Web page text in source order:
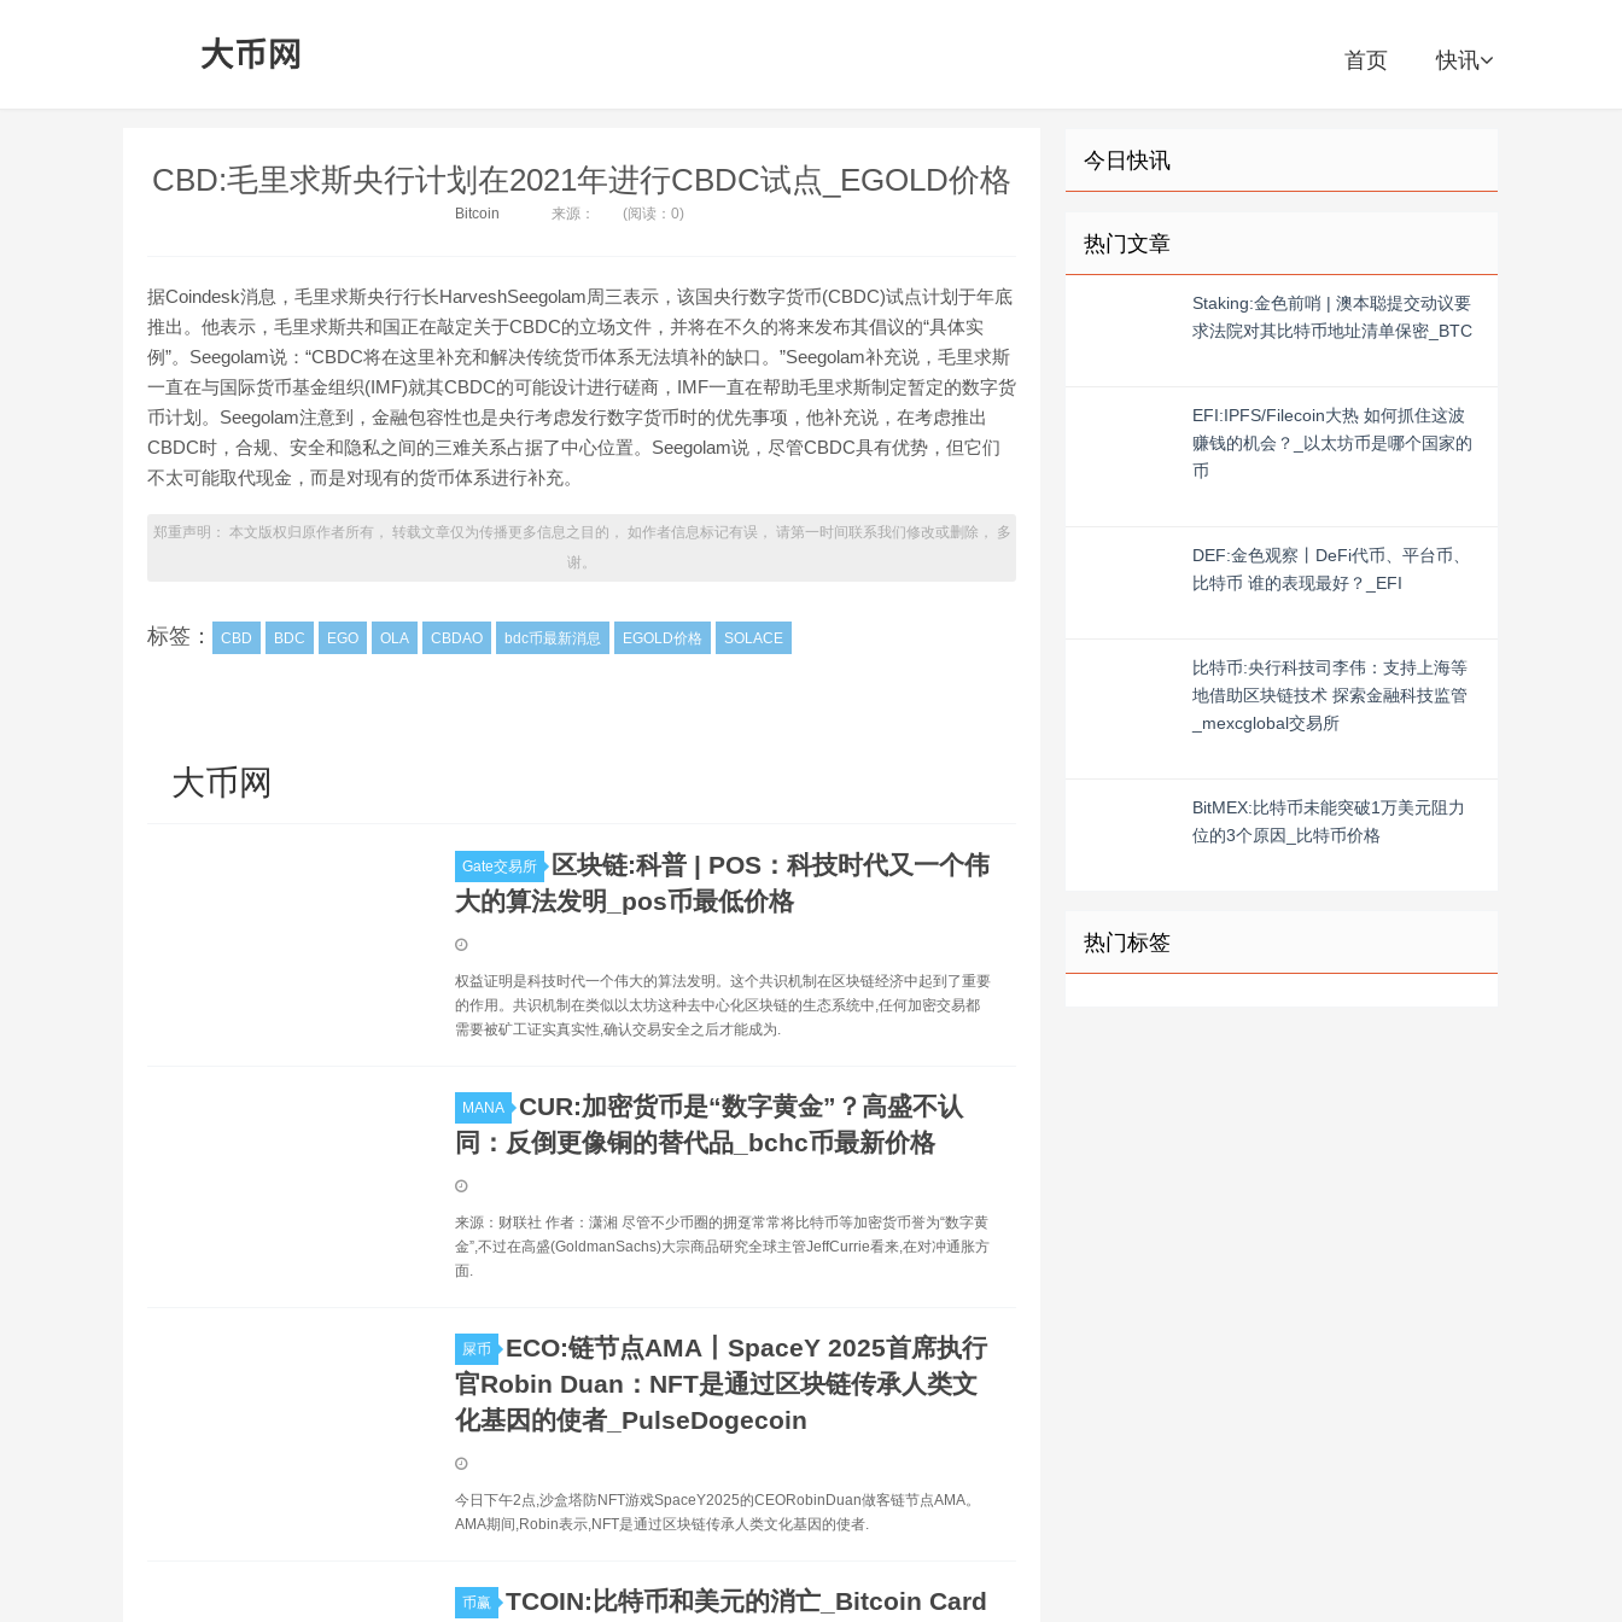
首页 快讯
CBD:毛里求斯央行计划在2021年进行CBDC试点_EGOLD价格
Bitcoin 来源： (阅读：0)
据Coindesk消息，毛里求斯央行行长HarveshSeegolam周三表示，该国央行数字货币(CBDC)试点计划于年底
推出。他表示，毛里求斯共和国正在敲定关于CBDC的立场文件，并将在不久的将来发布其倡议的“具体实
例”。Seegolam说：“CBDC将在这里补充和解决传统货币体系无法填补的缺口。”Seegolam补充说，毛里求斯
一直在与国际货币基金组织(IMF)就其CBDC的可能设计进行磋商，IMF一直在帮助毛里求斯制定暂定的数字货
币计划。Seegolam注意到，金融包容性也是央行考虑发行数字货币时的优先事项，他补充说，在考虑推出
CBDC时，合规、安全和隐私之间的三难关系占据了中心位置。Seegolam说，尽管CBDC具有优势，但它们
不太可能取代现金，而是对现有的货币体系进行补充。
郑重声明： 本文版权归原作者所有， 转载文章仅为传播更多信息之目的， 如作者信息标记有误， 请第一时间联系我们修改或删除， 多
谢。
标签： CBD BDC EGO OLA CBDAO bdc币最新消息 EGOLD价格 SOLACE
大币网
Gate交易所
区块链:科普 | POS：科技时代又一个伟
大的算法发明_pos币最低价格
权益证明是科技时代一个伟大的算法发明。这个共识机制在区块链经济中起到了重要
的作用。共识机制在类似以太坊这种去中心化区块链的生态系统中,任何加密交易都
需要被矿工证实真实性,确认交易安全之后才能成为.
MANA
CUR:加密货币是“数字黄金”？高盛不认
同：反倒更像铜的替代品_bchc币最新价格
来源：财联社 作者：潇湘 尽管不少币圈的拥趸常常将比特币等加密货币誉为“数字黄
金”,不过在高盛(GoldmanSachs)大宗商品研究全球主管JeffCurrie看来,在对冲通胀方
面.
屎币
ECO:链节点AMA丨SpaceY 2025首席执行
官Robin Duan：NFT是通过区块链传承人类文
化基因的使者_PulseDogecoin
今日下午2点,沙盒塔防NFT游戏SpaceY2025的CEORobinDuan做客链节点AMA。
AMA期间,Robin表示,NFT是通过区块链传承人类文化基因的使者.
币赢 TCOIN:比特币和美元的消亡_Bitcoin Card
今日快讯
热门文章
Staking:金色前哨 | 澳本聪提交动议要
求法院对其比特币地址清单保密_BTC
EFI:IPFS/Filecoin大热 如何抓住这波
赚钱的机会？_以太坊币是哪个国家的
币
DEF:金色观察丨DeFi代币、平台币、
比特币 谁的表现最好？_EFI
比特币:央行科技司李伟：支持上海等
地借助区块链技术 探索金融科技监管
_mexcglobal交易所
BitMEX:比特币未能突破1万美元阻力
位的3个原因_比特币价格
热门标签